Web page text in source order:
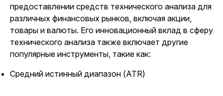
предоставлении средств технического анализа для
различных финансовых рынков, включая акции,
товары и валюты. Его инновационный вклад в сферу
технического анализа также включает другие
популярные инструменты, такие как:
Средний истинный диапазон (ATR)